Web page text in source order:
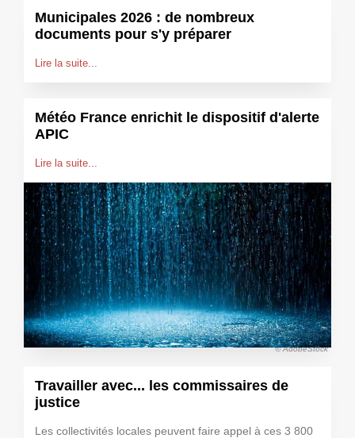
Municipales 2026 : de nombreux
documents pour s'y préparer
Lire la suite...
Météo France enrichit le dispositif d'alerte
APIC
Lire la suite...
© AdobeStock
Travailler avec... les commissaires de
justice
Les collectivités locales peuvent faire appel à ces 3 800